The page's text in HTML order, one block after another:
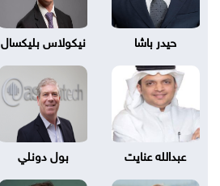
حيدر باشا نيكولاس بليكسال
عبدالله عنايت بول دونلي